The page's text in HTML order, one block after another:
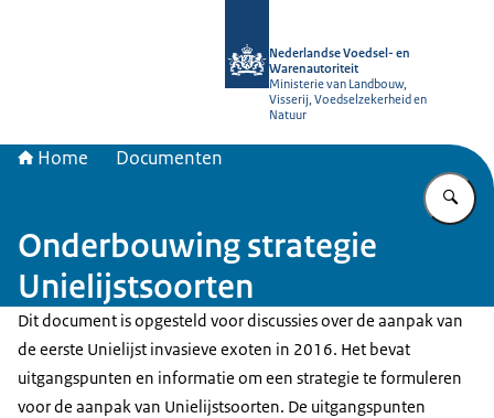
Nederlandse Voedsel- en
Warenautoriteit
Ministerie van Landbouw,
Visserij, Voedselzekerheid en
Natuur
Home Documenten
Onderbouwing strategie
Unielijstsoorten
Dit document is opgesteld voor discussies over de aanpak van
de eerste Unielijst invasieve exoten in 2016. Het bevat
uitgangspunten en informatie om een strategie te formuleren
voor de aanpak van Unielijstsoorten. De uitgangspunten